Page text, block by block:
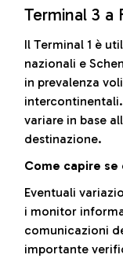
Terminal 3 a
Il Terminal 1 è
nazionali e
in prevalenza
intercontinentali.
variare in base
destinazione.
Come capire se
Eventuali
i monitor
comunicazioni
importante